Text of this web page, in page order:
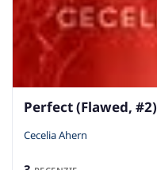
Perfect (Flawed, #2)
Cecelia Ahern